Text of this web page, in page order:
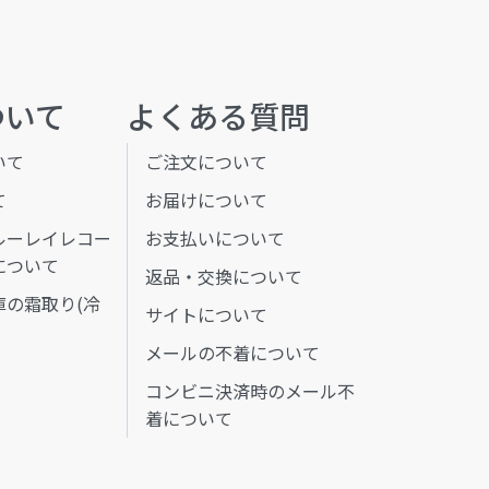
て
て
レイレコー
いて
霜取り(冷
よくある質問
ご注文について
お届けについて
お支払いについて
返品・交換について
サイトについて
メールの不着について
コンビニ決済時のメール不
着について